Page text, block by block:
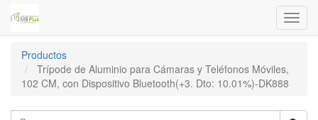
Menú
de
Productos
Trípode de Aluminio para Cámaras y Teléfonos Móviles,
102 CM, con Dispositivo Bluetooth(+3. Dto: 10.01%)-DK888